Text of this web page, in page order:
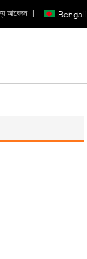
Bengali
আবেদন |